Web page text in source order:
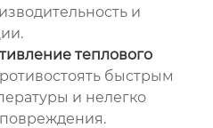
и
теплового
быстрым
и нелегко